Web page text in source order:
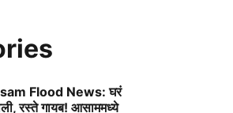
Flood News: घरं
रस्ते गायब! आसाममध्ये